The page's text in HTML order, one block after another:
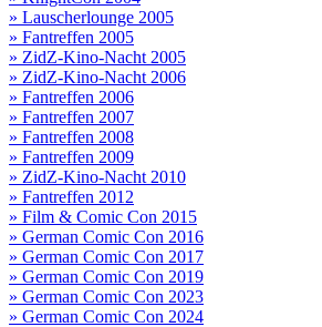
» Lauscherlounge 2005
» Fantreffen 2005
» ZidZ-Kino-Nacht 2005
» ZidZ-Kino-Nacht 2006
» Fantreffen 2006
» Fantreffen 2007
» Fantreffen 2008
» Fantreffen 2009
» ZidZ-Kino-Nacht 2010
» Fantreffen 2012
» Film & Comic Con 2015
» German Comic Con 2016
» German Comic Con 2017
» German Comic Con 2019
» German Comic Con 2023
» German Comic Con 2024